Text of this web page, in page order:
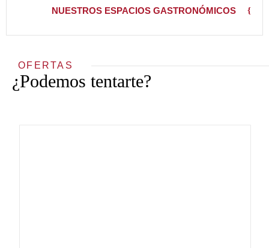
NUESTROS ESPACIOS GASTRONÓMICOS
OFERTAS
¿Podemos tentarte?